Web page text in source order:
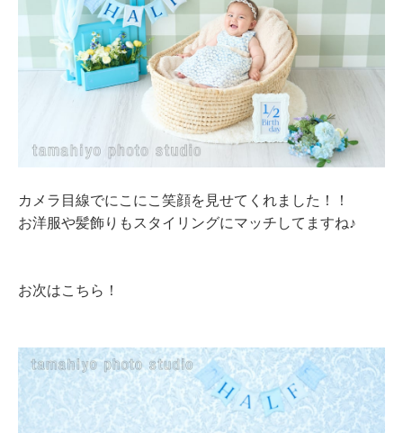
カメラ目線でにこにこ笑顔を見せてくれました！！
お洋服や髪飾りもスタイリングにマッチしてますね♪
お次はこちら！